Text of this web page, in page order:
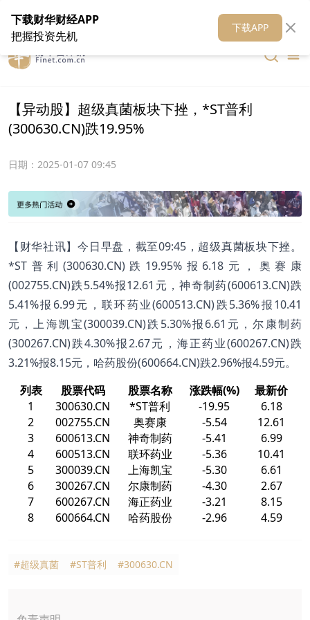
在线客服 关于我们 财华媒体矩阵 财华智库
【异动股】超级真菌板块下挫，*ST普利
(300630.CN)跌19.95%
日期： 2025-01-07 09:45
【财华社讯】今日早盘，截至09:45，超级真菌板块下挫。
*ST普利(300630.CN)跌19.95%报6.18元，奥赛康
(002755.CN)跌5.54%报12.61元，神奇制药(600613.CN)跌
5.41%报6.99元，联环药业(600513.CN)跌5.36%报10.41
元，上海凯宝(300039.CN)跌5.30%报6.61元，尔康制药
(300267.CN)跌4.30%报2.67元，海正药业(600267.CN)跌
3.21%报8.15元，哈药股份(600664.CN)跌2.96%报4.59元。
列表
股票代码 股票名称 涨跌幅(%)
最新价
1
300630.CN *ST普利 -19.95
6.18
2
002755.CN 奥赛康 -5.54
12.61
3
600613.CN 神奇制药 -5.41
6.99
4
600513.CN 联环药业 -5.36
10.41
5
300039.CN 上海凯宝 -5.30
6.61
6
300267.CN 尔康制药 -4.30
2.67
7
600267.CN 海正药业 -3.21
8.15
8
600664.CN 哈药股份 -2.96 4.59
#超级真菌 #ST普利 #300630.CN
下载财华财经APP
把握投资先机
下载APP